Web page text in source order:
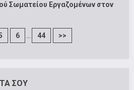
Σωματείου Εργαζομένων στον
6 ... 44 >>
ΣΟΥ